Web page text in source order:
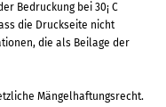
Bedruckung bei 30¡ C
die Druckseite nicht
die als Beilage der
Mängelhaftungsrecht.